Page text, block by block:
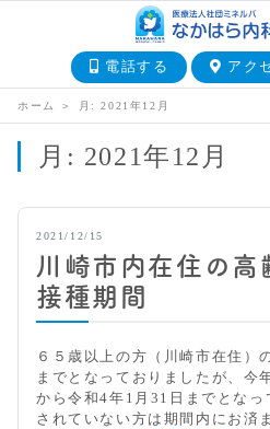
電話する アク
ホーム ＞ 月:2021年12月
月: 2021年12月
2021/12/15
川崎市内在住の高
接種期間
６５歳以上の方（川崎市在住
までとなっておりましたが、今
から令和4年1月31日までとなっ
されていない方は期間内にお済